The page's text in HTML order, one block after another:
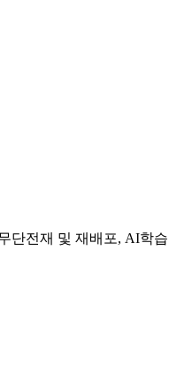
단전재 및 재배포, AI학습